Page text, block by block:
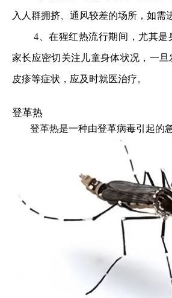
入人群拥挤、通风较差的场所，如需
4、在猩红热流行期间，尤其是
家长应密切关注儿童身体状况，一旦
皮疹等症状，应及时就医治疗。
登革热
登革热是一种由登革病毒引起的